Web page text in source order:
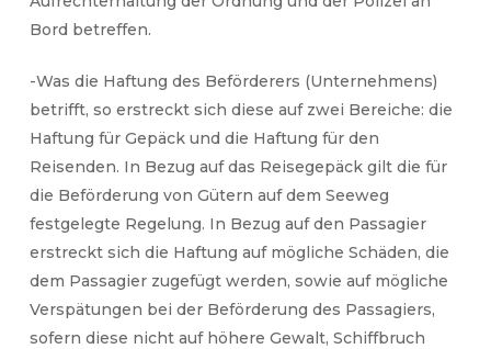
Bord betreffen.
-Was die Haftung des Beförderers (Unternehmens)
betrifft, so erstreckt sich diese auf zwei Bereiche: die
Haftung für Gepäck und die Haftung für den
Reisenden. In Bezug auf das Reisegepäck gilt die für
die Beförderung von Gütern auf dem Seeweg
festgelegte Regelung. In Bezug auf den Passagier
erstreckt sich die Haftung auf mögliche Schäden, die
dem Passagier zugefügt werden, sowie auf mögliche
Verspätungen bei der Beförderung des Passagiers,
sofern diese nicht auf höhere Gewalt, Schiffbruch